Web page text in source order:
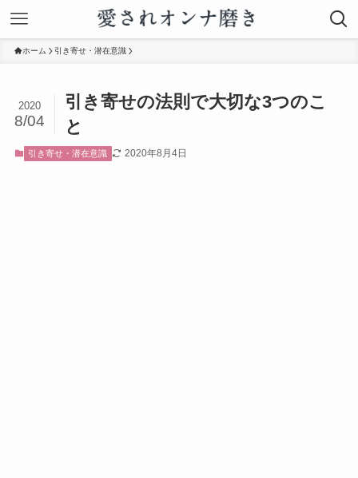
ホーム 引き寄せ・潜在意識
引き寄せの法則で大切な3つのこ
と
2020
8/04
引き寄せ・潜在意識 2020年8月4日